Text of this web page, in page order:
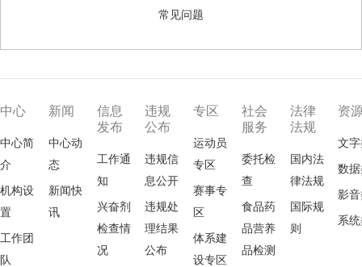
常见问题
中心
中心简
介
机构设
置
工作团
队
新闻
中心动
态
新闻快
讯
信息
发布
工作通
知
兴奋剂
检查情
况
违规
公布
违规信
息公开
违规处
理结果
公布
专区
运动员
专区
赛事专
区
体系建
设专区
社会
服务
委托检
查
食品药
品营养
品检测
法律
法规
国内法
律法规
国际规
则
资
文
数
影
系